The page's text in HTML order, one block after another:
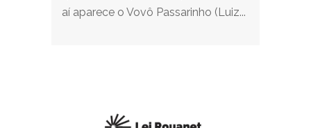
aí aparece o Vovô Passarinho (Luiz...